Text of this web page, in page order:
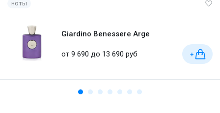
ноты
Giardino Benessere Arge
от 9 690 до 13 690 руб +